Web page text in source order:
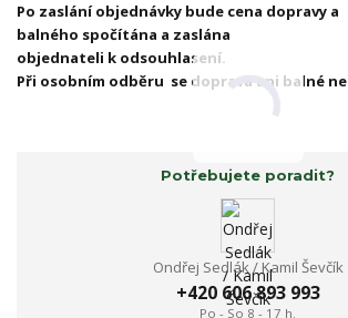
Po zaslání objednávky bude cena dopravy a
balného spočítána a zaslána
objednateli k odsouhlasení.
Při osobním odběru se doprava ani balné
Potřebujete poradit?
Ondřej Sedlák / Kamil Ševčík
+420 606 893 993
Po - So 8 - 17 h.